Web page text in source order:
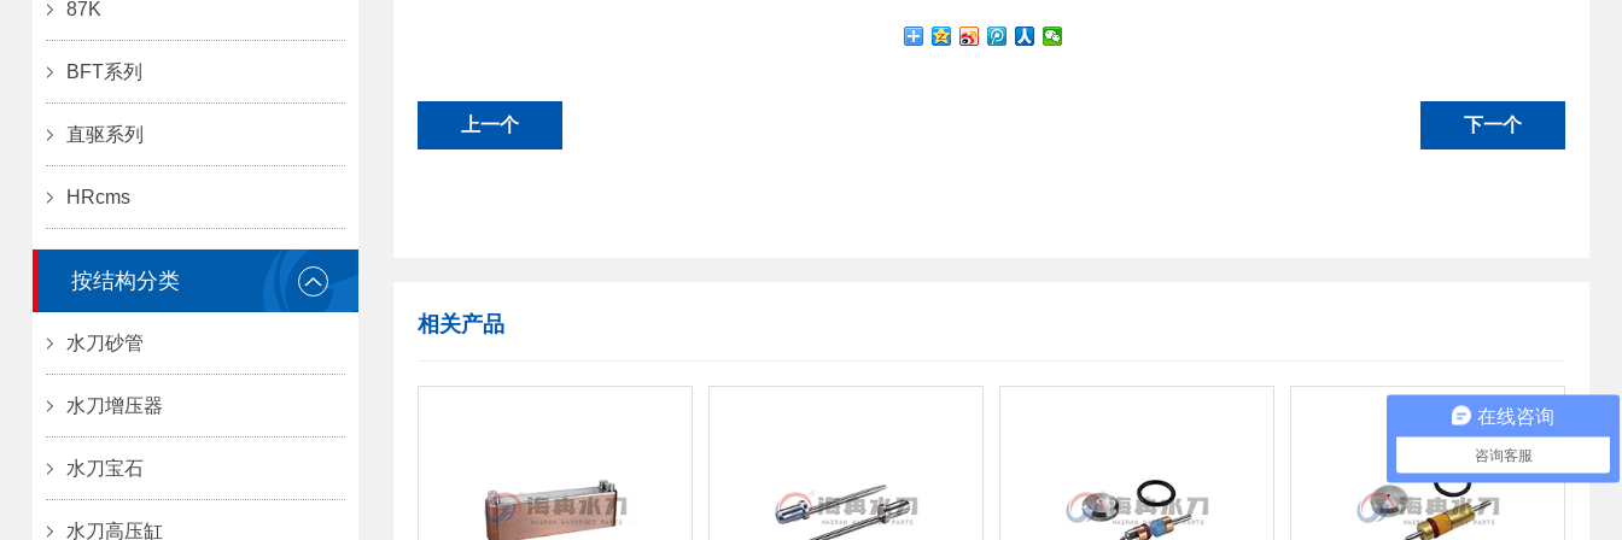
87K
BFT系列
直驱系列
HRcms
按结构分类
水刀砂管
水刀增压器
水刀宝石
水刀高压缸
上一个 下一个
相关产品
在线咨询
咨询客服